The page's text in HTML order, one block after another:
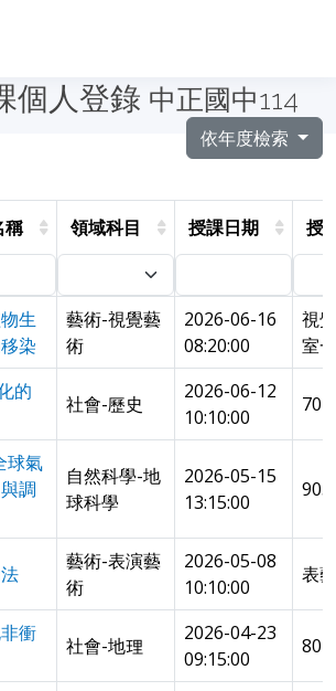
個人登錄 中正國中114
依年度檢索
稱 領域科目 授課日期 授
生
染
藝術-視覺藝
術
2026-06-16
08:20:00
視
室一
的
社會-歷史
2026-06-12
10:10:00
球氣
調
自然科學-地
球科學
2026-05-15
13:15:00
905
藝術-表演藝
術
2026-05-08
10:10:00
表
衝
社會-地理
2026-04-23
09:15:00
801